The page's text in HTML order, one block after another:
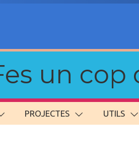
un cop
PROJECTES UTILS